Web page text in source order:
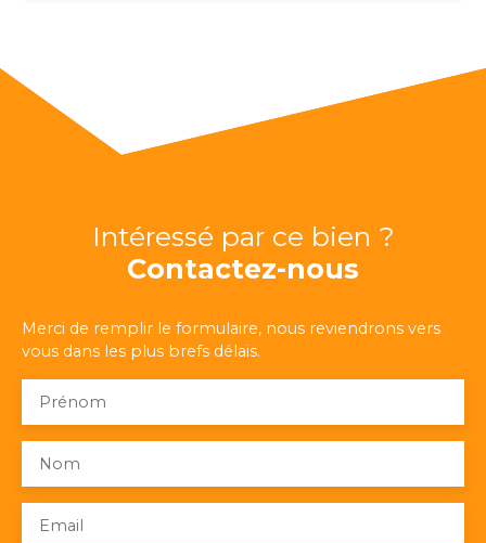
Intéressé par ce bien ?
Contactez-nous
Merci de remplir le formulaire, nous reviendrons vers
vous dans les plus brefs délais.
Prénom
Nom
Email